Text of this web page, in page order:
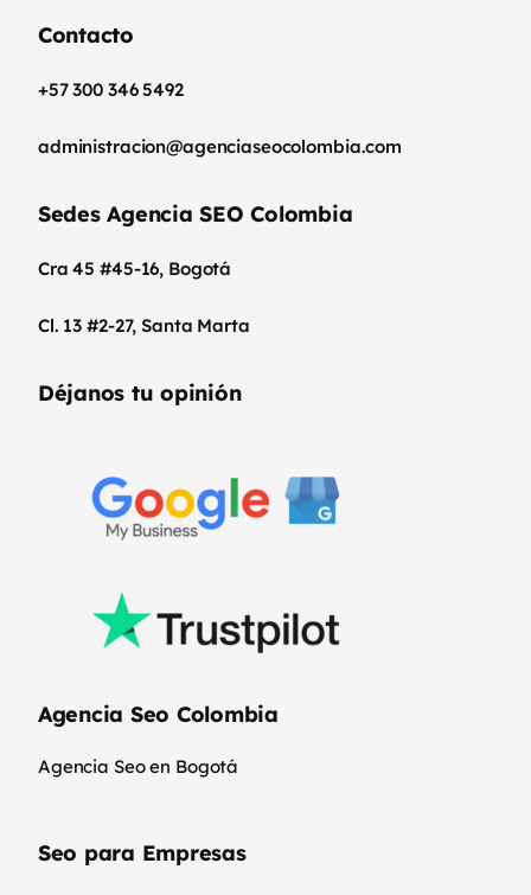
Contacto
+57 300 346 5492
administracion@agenciaseocolombia.com
Sedes Agencia SEO Colombia
Cra 45 #45-16, Bogotá
Cl. 13 #2-27, Santa Marta
Déjanos tu opinión
Agencia Seo Colombia
Agencia Seo en Bogotá
Seo para Empresas